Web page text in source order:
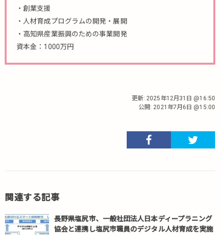
・創業支援
・人材育成プログラムの開発・展開
・高知県産業振興のための事業開発
資本金：1000万円
更新: 2025年12月31日 @16:50
公開: 2021年7月6日 @15:00
関連する記事
長野県塩尻市、一般社団法人日本ディープラニング
協会と連携し塩尻市職員のデジタル人材育成を実施